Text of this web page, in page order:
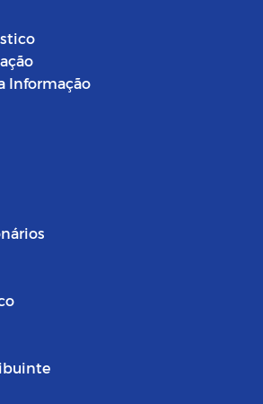
Informação